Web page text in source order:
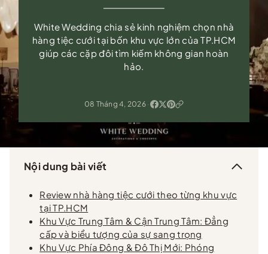
White Wedding chia sẻ kinh nghiệm chọn nhà
hàng tiệc cưới tại bốn khu vực lớn của TP.HCM
giúp các cặp đôi tìm kiếm không gian hoàn
hảo.
08 Tháng 4, 2026 ·
Nội dung bài viết
Review nhà hàng tiệc cưới theo từng khu vực
tại TP.HCM
Khu Vực Trung Tâm & Cận Trung Tâm: Đẳng
cấp và biểu tượng của sự sang trọng
Khu Vực Phía Đông & Đô Thị Mới: Phóng